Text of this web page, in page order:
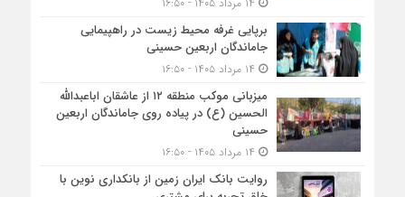
برپایی غرفه محیط زیست در راهپیمایی
جاماندگان اربعین حسینی
میزبانی موکب منطقه ۱۲ از عاشقان اباعبدالله
الحسین (ع) در پیاده روی جاماندگان اربعین
حسینی
روایت بانک ایران زمین از بانکداری نوین با